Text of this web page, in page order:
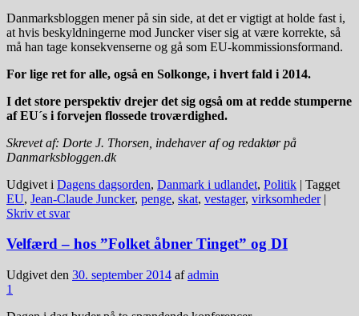
Danmarksbloggen mener på sin side, at det er vigtigt at holde fast i,
at hvis beskyldningerne mod Juncker viser sig at være korrekte, så
må han tage konsekvenserne og gå som EU-kommissionsformand.
For lige ret for alle, også en Solkonge, i hvert fald i 2014.
I det store perspektiv drejer det sig også om at redde stumperne
af EU´s i forvejen flossede troværdighed.
Skrevet af: Dorte J. Thorsen, indehaver af og redaktør på
Danmarksbloggen.dk
Udgivet i Dagens dagsorden, Danmark i udlandet, Politik | Tagget
EU, Jean-Claude Juncker, penge, skat, vestager, virksomheder |
Skriv et svar
Velfærd – hos ”Folket åbner Tinget” og DI
Udgivet den 30. september 2014 afadmin
1